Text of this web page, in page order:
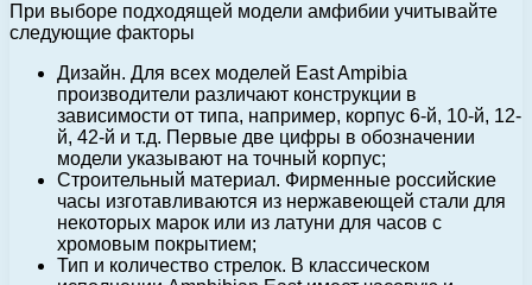
При выборе подходящей модели амфибии учитывайте
следующие факторы
Дизайн. Для всех моделей East Ampibia
производители различают конструкции в
зависимости от типа, например, корпус 6-й, 10-й, 12-
й, 42-й и т.д. Первые две цифры в обозначении
модели указывают на точный корпус;
Строительный материал. Фирменные российские
часы изготавливаются из нержавеющей стали для
некоторых марок или из латуни для часов с
хромовым покрытием;
Тип и количество стрелок. В классическом